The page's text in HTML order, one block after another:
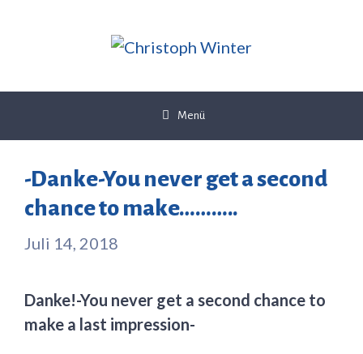
Menü
-Danke-You never get a second
chance to make………..
Juli 14, 2018
Danke!-You never get a second chance to
make a last impression-